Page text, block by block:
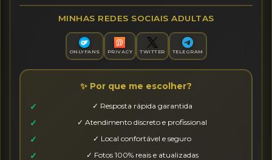
MINHAS REDES SOCIAIS ADULTAS
ONLYFANS PRIVACY TWITTER TELEGRAM
✨ Por que me escolher?
✓ Resposta rápida garantida
✓ Atendimento discreto e profissional
✓ Local confortável e seguro
✓ Fotos 100% reais e atualizadas